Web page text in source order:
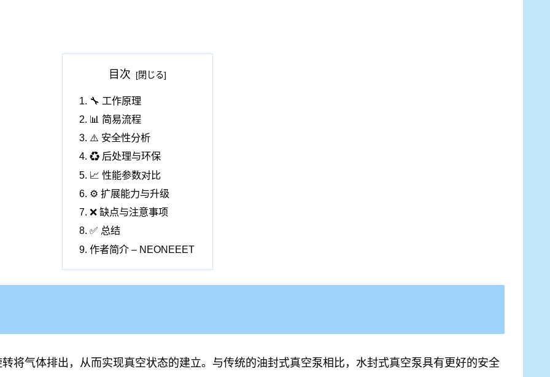
目次
🔧 工作原理
📊 简易流程
⚠️ 安全性分析
♻️ 后处理与环保
📈 性能参数对比
⚙️ 扩展能力与升级
❌ 缺点与注意事项
✅ 总结
作者简介 – NEONEEET
将气体排出，从而实现真空状态的建立。与传统的油封式真空泵相比，水封式真空泵具有更好的安全